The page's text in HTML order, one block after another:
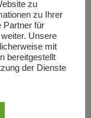
zu
zu Ihrer
Partner für
Unsere
mit
bereitgestellt
der Dienste